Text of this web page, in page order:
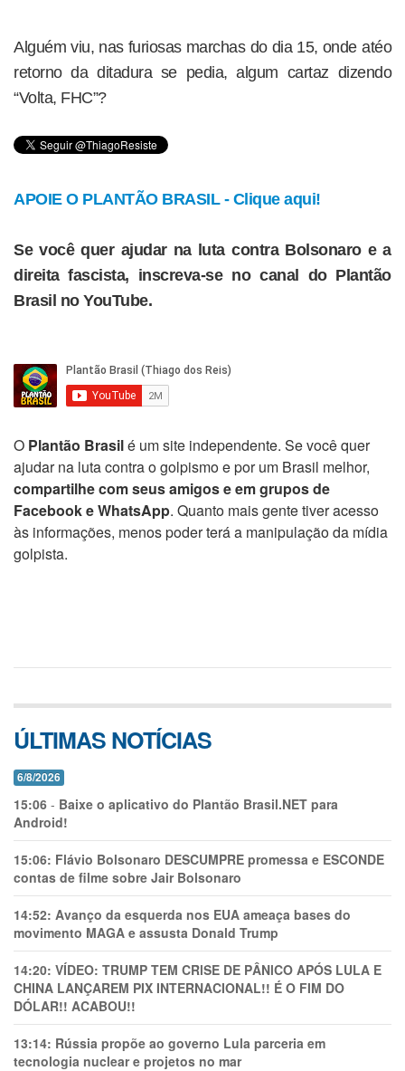
Alguém viu, nas furiosas marchas do dia 15, onde atéo
retorno da ditadura se pedia, algum cartaz dizendo
“Volta, FHC”?
APOIE O PLANTÃO BRASIL - Clique aqui!
Se você quer ajudar na luta contra Bolsonaro e a
direita fascista, inscreva-se no canal do Plantão
Brasil no YouTube.
O Plantão Brasilé um site independente. Se você quer
ajudar na luta contra o golpismo e por um Brasil melhor,
compartilhe com seus amigos e em grupos de
Facebook e WhatsApp. Quanto mais gente tiver acesso
às informações, menos poder terá a manipulação da mídia
golpista.
ÚLTIMAS NOTÍCIAS
6/8/2026
15:06 - Baixe o aplicativo do Plantão Brasil.NET para
Android!
15:06: Flávio Bolsonaro DESCUMPRE promessa e ESCONDE
contas de filme sobre Jair Bolsonaro
14:52: Avanço da esquerda nos EUA ameaça bases do
movimento MAGA e assusta Donald Trump
14:20: VÍDEO: TRUMP TEM CRlSE DE PÂNlCO APÓS LULA E
CHINA LANÇAREM PIX INTERNACIONAL!! É O FIM DO
DÓLAR!! ACABOU!!
13:14: Rússia propõe ao governo Lula parceria em
tecnologia nuclear e projetos no mar